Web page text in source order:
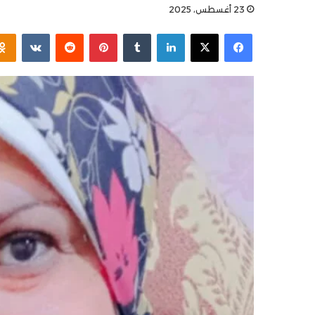
23 أغسطس، 2025
فيسبوك
X لينكدإن بينتيريست